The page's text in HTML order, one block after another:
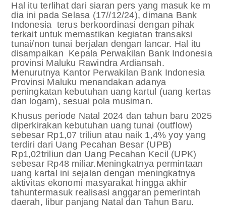
Hal itu terlihat dari siaran pers yang masuk ke m
dia ini pada Selasa (17//12/24), dimana Bank
Indonesia terus berkoordinasi dengan pihak
terkait untuk memastikan kegiatan transaksi
tunai/non tunai berjalan dengan lancar. Hal itu
disampaikan Kepala Perwakilan Bank Indonesia
provinsi Maluku Rawindra Ardiansah.
Menurutnya Kantor Perwakilan Bank Indonesia
Provinsi Maluku menandakan adanya
peningkatan kebutuhan uang kartul (uang kertas
dan logam), sesuai pola musiman.
Khusus periode Natal 2024 dan tahun baru 2025
diperkirakan kebutuhan uang tunai (outflow)
sebesar Rp1,07 triliun atau naik 1,4% yoy yang
terdiri dari Uang Pecahan Besar (UPB)
Rp1,02triliun dan Uang Pecahan Kecil (UPK)
sebesar Rp48 miliar.Meningkatnya permintaan
uang kartal ini sejalan dengan meningkatnya
aktivitas ekonomi masyarakat hingga akhir
tahuntermasuk realisasi anggaran pemerintah
daerah, libur panjang Natal dan Tahun Baru.